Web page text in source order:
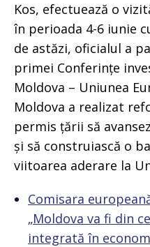
Kos, efectuează o
în perioada 4-6 iunie
de astăzi, oficialul a
primei Conferințe
Moldova – Uniunea
Moldova a realizat
permis țării să
și să construiască o
viitoarea aderare la
Comisara
„Moldova va fi din
integrată în